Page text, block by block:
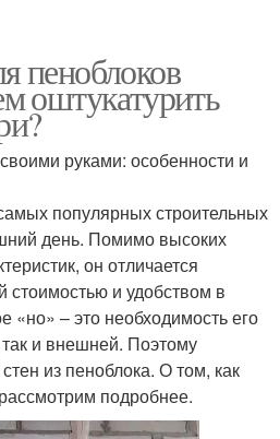
пеноблоков
оштукатурить
руками: особенности и
популярных строительных
день. Помимо высоких
он отличается
стоимостью и удобством в
«но» – это необходимость его
так и внешней. Поэтому
из пеноблока. О том, как
подробнее.